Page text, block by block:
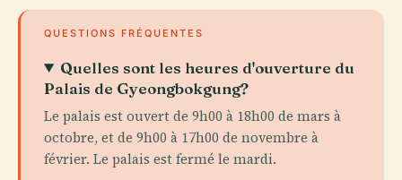
QUESTIONS FRÉQUENTES
Quelles sont les heures d'ouverture du
Palais de Gyeongbokgung?
Le palais est ouvert de 9h00 à 18h00 de mars à
octobre, et de 9h00 à 17h00 de novembre à
février. Le palais est fermé le mardi.